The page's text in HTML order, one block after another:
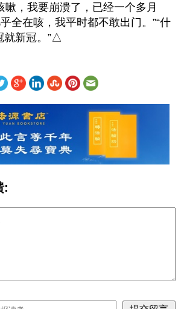
嗽，我要崩溃了，已经一个多月
全在咳，我平时都不敢出门。”“什
: